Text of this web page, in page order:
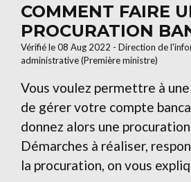
COMMENT FAIRE
PROCURATION
Vérifié le 08 Aug 2022 - Direction de
administrative (Première ministre)
Vous voulez permettre à
de gérer votre compte
donnez alors une
Démarches à réaliser,
la procuration, on vous